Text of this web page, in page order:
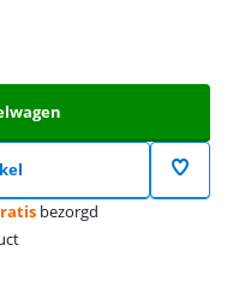
bezorgd